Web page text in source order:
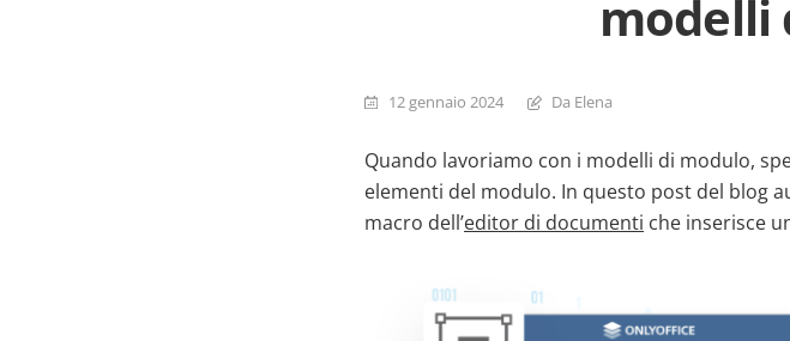
modelli
12 gennaio 2024 Da Elena
Quando lavoriamo con i modelli di modulo,
elementi del modulo. In questo post del blog
macro dell’editor di documenti che inserisce